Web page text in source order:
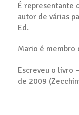
É representante
autor de várias
Ed.
Mario é membro
Escreveu o livro –
de 2009